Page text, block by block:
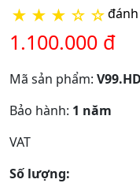
★ ★ ★ ☆ ☆
1.100.000 đ
Mã sản phẩm:
Bảo hành: 1 năm
VAT
Số lượng: